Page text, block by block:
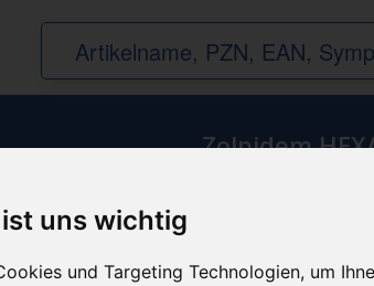
uns wichtig
und Targeting Technologien, um
Zolpidem
empfehlen